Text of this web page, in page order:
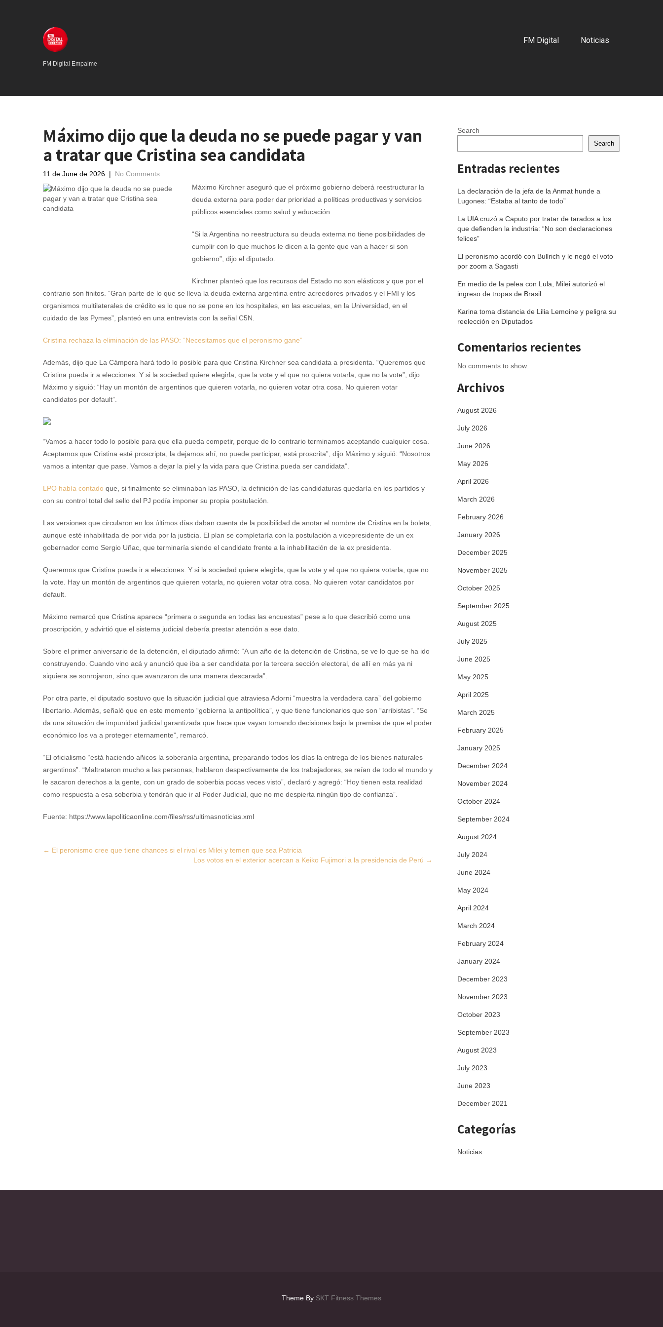
FM Digital Empalme
FM Digital Noticias
Máximo dijo que la deuda no se puede pagar y van
a tratar que Cristina sea candidata
11 de June de 2026 | No Comments
Máximo Kirchner aseguró que el próximo gobierno deberá reestructurar la
deuda externa para poder dar prioridad a políticas productivas y servicios
públicos esenciales como salud y educación.
“Si la Argentina no reestructura su deuda externa no tiene posibilidades de
cumplir con lo que muchos le dicen a la gente que van a hacer si son
gobierno”, dijo el diputado.
Kirchner planteó que los recursos del Estado no son elásticos y que por el
contrario son finitos. “Gran parte de lo que se lleva la deuda externa argentina entre acreedores privados y el FMI y los
organismos multilaterales de crédito es lo que no se pone en los hospitales, en las escuelas, en la Universidad, en el
cuidado de las Pymes”, planteó en una entrevista con la señal C5N.
Cristina rechaza la eliminación de las PASO: “Necesitamos que el peronismo gane”
Además, dijo que La Cámpora hará todo lo posible para que Cristina Kirchner sea candidata a presidenta. “Queremos que
Cristina pueda ir a elecciones. Y si la sociedad quiere elegirla, que la vote y el que no quiera votarla, que no la vote”, dijo
Máximo y siguió: “Hay un montón de argentinos que quieren votarla, no quieren votar otra cosa. No quieren votar
candidatos por default”.
“Vamos a hacer todo lo posible para que ella pueda competir, porque de lo contrario terminamos aceptando cualquier cosa.
Aceptamos que Cristina esté proscripta, la dejamos ahí, no puede participar, está proscrita”, dijo Máximo y siguió: “Nosotros
vamos a intentar que pase. Vamos a dejar la piel y la vida para que Cristina pueda ser candidata”.
LPO había contado que, si finalmente se eliminaban las PASO, la definición de las candidaturas quedaría en los partidos y
con su control total del sello del PJ podía imponer su propia postulación.
Las versiones que circularon en los últimos días daban cuenta de la posibilidad de anotar el nombre de Cristina en la boleta,
aunque esté inhabilitada de por vida por la justicia. El plan se completaría con la postulación a vicepresidente de un ex
gobernador como Sergio Uñac, que terminaría siendo el candidato frente a la inhabilitación de la ex presidenta.
Queremos que Cristina pueda ir a elecciones. Y si la sociedad quiere elegirla, que la vote y el que no quiera votarla, que no
la vote. Hay un montón de argentinos que quieren votarla, no quieren votar otra cosa. No quieren votar candidatos por
default.
Máximo remarcó que Cristina aparece “primera o segunda en todas las encuestas” pese a lo que describió como una
proscripción, y advirtió que el sistema judicial debería prestar atención a ese dato.
Sobre el primer aniversario de la detención, el diputado afirmó: “A un año de la detención de Cristina, se ve lo que se ha ido
construyendo. Cuando vino acá y anunció que iba a ser candidata por la tercera sección electoral, de allí en más ya ni
siquiera se sonrojaron, sino que avanzaron de una manera descarada”.
Por otra parte, el diputado sostuvo que la situación judicial que atraviesa Adorni “muestra la verdadera cara” del gobierno
libertario. Además, señaló que en este momento “gobierna la antipolítica”, y que tiene funcionarios que son “arribistas”. “Se
da una situación de impunidad judicial garantizada que hace que vayan tomando decisiones bajo la premisa de que el poder
económico los va a proteger eternamente”, remarcó.
“El oficialismo “está haciendo añicos la soberanía argentina, preparando todos los días la entrega de los bienes naturales
argentinos”. “Maltrataron mucho a las personas, hablaron despectivamente de los trabajadores, se reían de todo el mundo y
le sacaron derechos a la gente, con un grado de soberbia pocas veces visto”, declaró y agregó: “Hoy tienen esta realidad
como respuesta a esa soberbia y tendrán que ir al Poder Judicial, que no me despierta ningún tipo de confianza”.
Fuente: https://www.lapoliticaonline.com/files/rss/ultimasnoticias.xml
Post
← El peronismo cree que tiene chances si el rival es Milei y temen que sea Patricia
Los votos en el exterior acercan a Keiko Fujimori a la presidencia de Perú →
Search
Search
Entradas recientes
La declaración de la jefa de la Anmat hunde a
Lugones: “Estaba al tanto de todo”
La UIA cruzó a Caputo por tratar de tarados a los
que defienden la industria: “No son declaraciones
felices”
El peronismo acordó con Bullrich y le negó el voto
por zoom a Sagasti
En medio de la pelea con Lula, Milei autorizó el
ingreso de tropas de Brasil
Karina toma distancia de Lilia Lemoine y peligra su
reelección en Diputados
Comentarios recientes
No comments to show.
Archivos
August 2026
July 2026
June 2026
May 2026
April 2026
March 2026
February 2026
January 2026
December 2025
November 2025
October 2025
September 2025
August 2025
July 2025
June 2025
May 2025
April 2025
March 2025
February 2025
January 2025
December 2024
November 2024
October 2024
September 2024
August 2024
July 2024
June 2024
May 2024
April 2024
March 2024
February 2024
January 2024
December 2023
November 2023
October 2023
September 2023
August 2023
July 2023
June 2023
December 2021
Categorías
Noticias
Theme By SKT Fitness Themes